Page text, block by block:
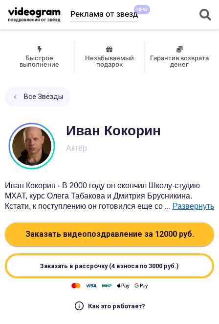
Реклама от звездNEW
Быстрое
выполнение
Незабываемый
подарок
Гарантия возврата
денег
Все Звёзды
Иван Кокорин
Актёр
Иван Кокорин - В 2000 году он окончил Школу-студию
МХАТ, курс Олега Табакова и Дмитрия Брусникина.
Кстати, к поступлению он готовился еще со ... Развернуть
Заказать видеопоздравление за 12000руб.
Заказать в рассрочку (4 взноса по 3000 руб.)
Как это работает?